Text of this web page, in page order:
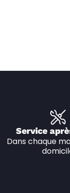
Service
Dans chaque